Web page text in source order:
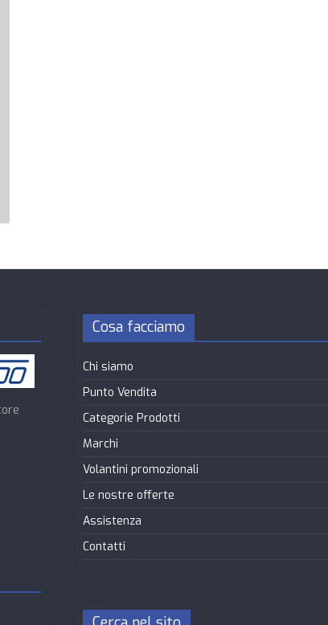
Cosa facciamo
Chi siamo
Punto Vendita
Categorie Prodotti
Marchi
Volantini promozionali
Le nostre offerte
Assistenza
Contatti